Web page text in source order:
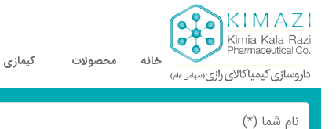
خانه محصولات کیمازی